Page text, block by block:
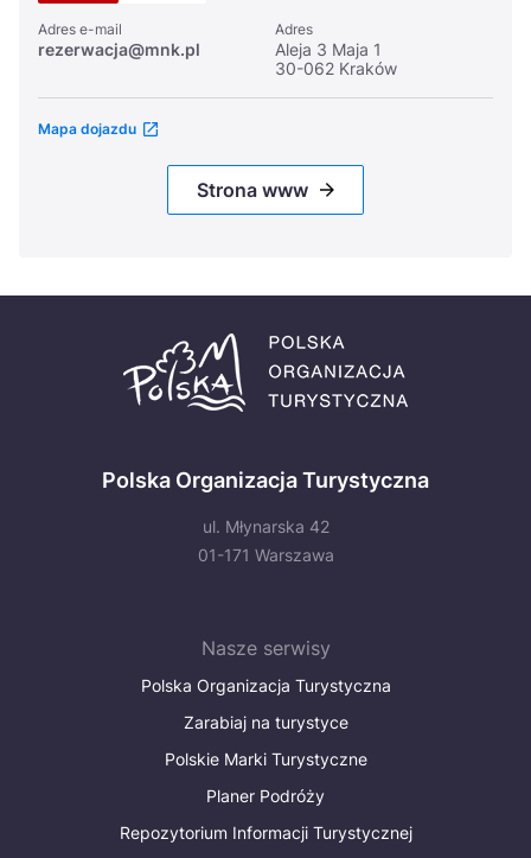
Adres e-mail
rezerwacja@mnk.pl
Adres
Aleja 3 Maja 1
30-062 Kraków
Mapa dojazdu
Strona www
Polska Organizacja Turystyczna
ul. Młynarska 42
01-171 Warszawa
Nasze serwisy
Polska Organizacja Turystyczna
Zarabiaj na turystyce
Polskie Marki Turystyczne
Planer Podróży
Repozytorium Informacji Turystycznej